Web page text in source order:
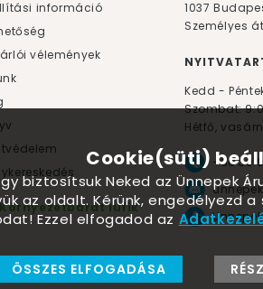
információ
vélemények
Környezetbarát lufik
1037
Személyes
Kedd -
Szombat:
Hétfő,
+36 30
Cookie(süti)
biztosítsuk Neked az Ünnepek
az oldalt. Kérünk, engedélyezd
Ezzel elfogadod az
ÖSSZES ELFOGADÁSA